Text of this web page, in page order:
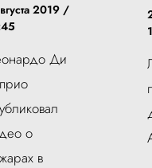
2019 /
Ди
о
в